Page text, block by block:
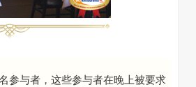
参与者，这些参与者在晚上被要求